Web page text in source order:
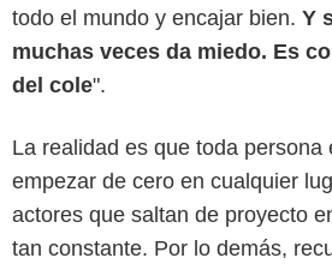
todo el mundo y encajar bien. Y
muchas veces da miedo. Es
del cole".
La realidad es que toda persona
empezar de cero en cualquier
actores que saltan de proyecto
tan constante. Por lo demás,